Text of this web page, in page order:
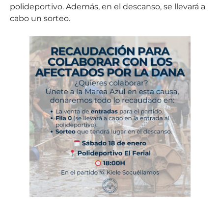
polideportivo. Además, en el descanso, se llevará a
cabo un sorteo.